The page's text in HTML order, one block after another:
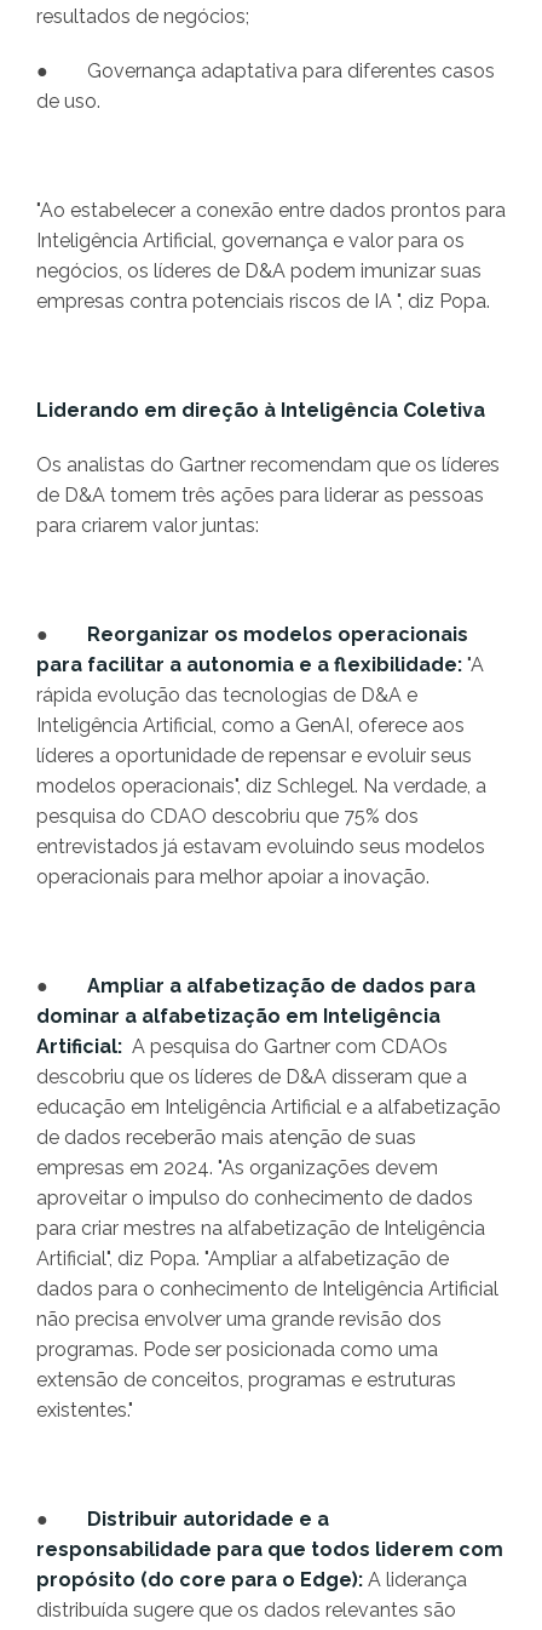
resultados de negócios;
● Governança adaptativa para diferentes casos
de uso.
"Ao estabelecer a conexão entre dados prontos para
Inteligência Artificial, governança e valor para os
negócios, os líderes de D&A podem imunizar suas
empresas contra potenciais riscos de IA ", diz Popa.
Liderando em direção à Inteligência Coletiva
Os analistas do Gartner recomendam que os líderes
de D&A tomem três ações para liderar as pessoas
para criarem valor juntas:
●
Reorganizar os modelos operacionais
para facilitar a autonomia e a flexibilidade: "A
rápida evolução das tecnologias de D&A e
Inteligência Artificial, como a GenAI, oferece aos
líderes a oportunidade de repensar e evoluir seus
modelos operacionais", diz Schlegel. Na verdade, a
pesquisa do CDAO descobriu que 75% dos
entrevistados já estavam evoluindo seus modelos
operacionais para melhor apoiar a inovação.
● Ampliar a alfabetização de dados para
dominar a alfabetização em Inteligência
Artificial: A pesquisa do Gartner com CDAOs
descobriu que os líderes de D&A disseram que a
educação em Inteligência Artificial e a alfabetização
de dados receberão mais atenção de suas
empresas em 2024. "As organizações devem
aproveitar o impulso do conhecimento de dados
para criar mestres na alfabetização de Inteligência
Artificial", diz Popa. "Ampliar a alfabetização de
dados para o conhecimento de Inteligência Artificial
não precisa envolver uma grande revisão dos
programas. Pode ser posicionada como uma
extensão de conceitos, programas e estruturas
existentes."
●
Distribuir autoridade e a
responsabilidade para que todos liderem com
propósito (do core para o Edge): A liderança
distribuída sugere que os dados relevantes são